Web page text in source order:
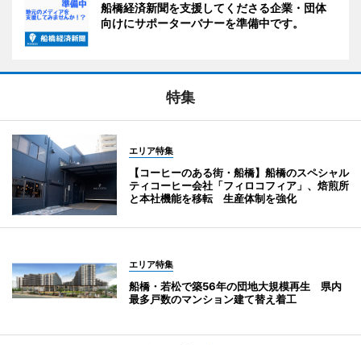
船橋経済新聞を支援してくださる企業・団体
向けにサポーターバナーを準備中です。
特集
エリア特集
【コーヒーのある街・船橋】船橋のスペシャル
ティコーヒー会社「フィロコフィア」、焙煎所
と本社機能を移転 生産体制を強化
エリア特集
船橋・若松で築56年の団地大規模再生 県内
最多戸数のマンション建て替え着工